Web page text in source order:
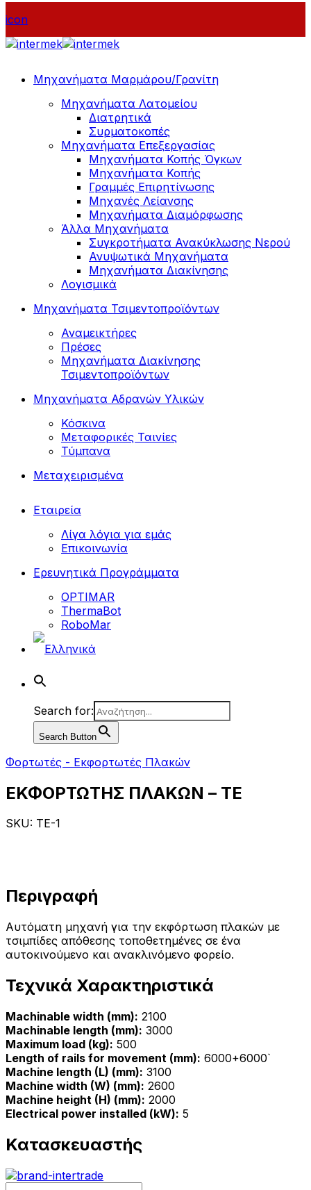
icon
Μηχανήματα Μαρμάρου/Γρανίτη
Μηχανήματα Λατομείου
Διατρητικά
Συρματοκοπές
Μηχανήματα Επεξεργασίας
Μηχανήματα Κοπής Όγκων
Μηχανήματα Κοπής
Γραμμές Επιρητίνωσης
Μηχανές Λείανσης
Μηχανήματα Διαμόρφωσης
Άλλα Μηχανήματα
Συγκροτήματα Ανακύκλωσης Νερού
Ανυψωτικά Μηχανήματα
Μηχανήματα Διακίνησης
Λογισμικά
Μηχανήματα Τσιμεντοπροϊόντων
Αναμεικτήρες
Πρέσες
Μηχανήματα Διακίνησης
Τσιμεντοπροϊόντων
Μηχανήματα Αδρανών Υλικών
Κόσκινα
Μεταφορικές Ταινίες
Τύμπανα
Μεταχειρισμένα
Εταιρεία
Λίγα λόγια για εμάς
Επικοινωνία
Ερευνητικά Προγράμματα
OPTIMAR
ThermaBot
RoboMar
Search for:
Search Button
Φορτωτές - Εκφορτωτές Πλακών
ΕΚΦΟΡΤΩΤΗΣ ΠΛΑΚΩΝ – TE
SKU: TE-1
Περιγραφή
Αυτόματη μηχανή για την εκφόρτωση πλακών με
τσιμπίδες απόθεσης τοποθετημένες σε ένα
αυτοκινούμενο και ανακλινόμενο φορείο.
Τεχνικά Χαρακτηριστικά
Machinable width (mm): 2100
Machinable length (mm): 3000
Maximum load (kg): 500
Length of rails for movement (mm): 6000+6000`
Machine length (L) (mm): 3100
Machine width (W) (mm): 2600
Machine height (H) (mm): 2000
Electrical power installed (kW): 5
Κατασκευαστής